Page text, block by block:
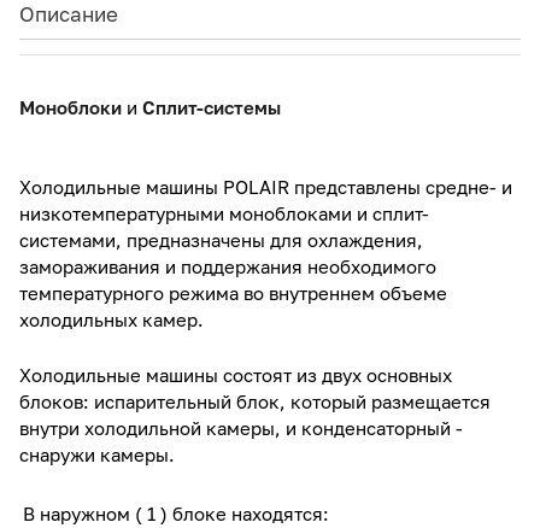
Описание
Моноблоки и Сплит-системы
Xолодильные машины POLAIR представлены cредне- и
низкотемпературными моноблоками и сплит-
системами, предназначены для охлаждения,
замораживания и поддержания необходимого
температурного режима во внутреннем объеме
холодильных камер.
Холодильные машины состоят из двух основных
блоков: испарительный блок, который размещается
внутри холодильной камеры, и конденсаторный -
снаружи камеры.
В наружном ( 1 ) блоке находятся: